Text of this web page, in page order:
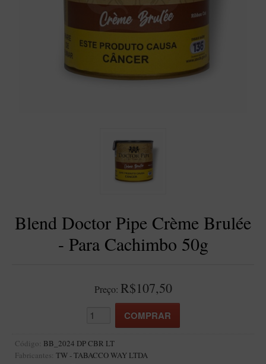
Limpadores para Cachimbo
Bolsas para Cachimbo
Cortadores de Charuto
Doctor Pipe
LINHA IDELFONSO BERTOLDI
Blend Doctor Pipe Crème Brulée
- Para Cachimbo 50g
Preço: R$107,50
Código: BB_2024 DP CBR LT
Fabricantes: TW - TABACCO WAY LTDA